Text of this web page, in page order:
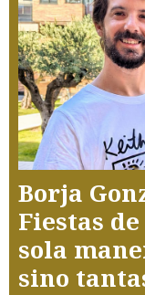
Borja
Fiestas
sola
sino